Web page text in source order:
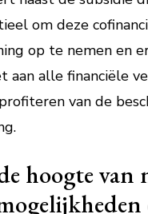
om deze
op te nemen en
aan alle financiële
van de
hoogte van